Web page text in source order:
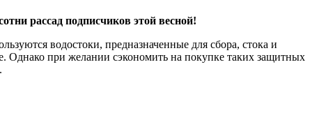
рассад подписчиков этой весной!
водостоки, предназначенные для сбора, стока и
Однако при желании сэкономить на покупке таких защитных